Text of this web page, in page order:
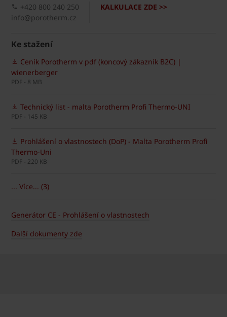
KALKULACE ZDE >>
+420 800 240 250
info@porotherm.cz
Ke stažení
Ceník Porotherm v pdf (koncový zákazník B2C) |
wienerberger
PDF - 8 MB
Technický list - malta Porotherm Profi Thermo-UNI
PDF - 145 KB
Prohlášení o vlastnostech (DoP) - Malta Porotherm Profi
Thermo-Uni
PDF - 220 KB
... Více... (3)
Generátor CE - Prohlášení o vlastnostech
Další dokumenty zde